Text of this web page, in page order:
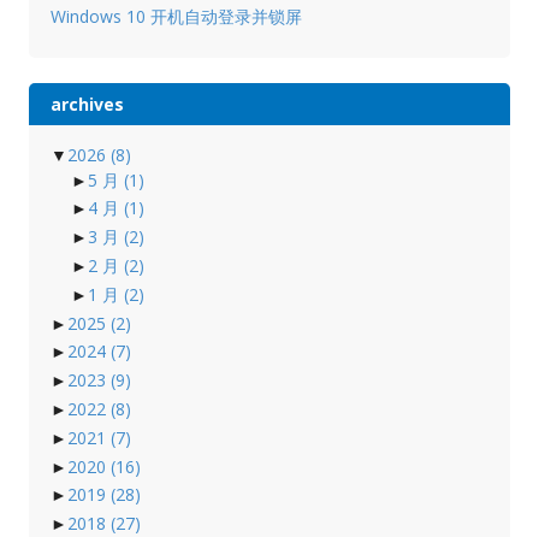
Windows 10 开机自动登录并锁屏
archives
▼ 2026 (8)
► 5 月 (1)
► 4 月 (1)
► 3 月 (2)
► 2 月 (2)
► 1 月 (2)
► 2025 (2)
► 2024 (7)
► 2023 (9)
► 2022 (8)
► 2021 (7)
► 2020 (16)
► 2019 (28)
► 2018 (27)